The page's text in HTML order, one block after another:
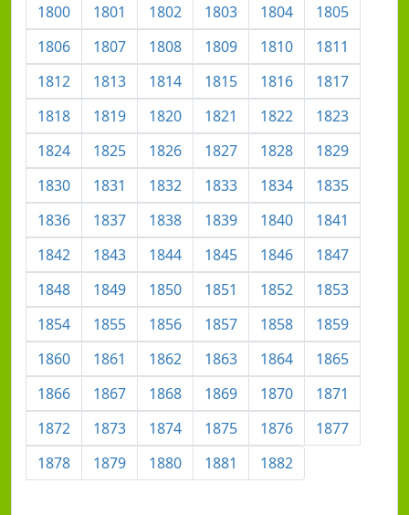
1800
1801 1802 1803 1804
1805
1806
1807 1808 1809 1810
1811
1812
1813 1814 1815 1816
1817
1818
1819 1820 1821 1822
1823
1824
1825 1826 1827 1828
1829
1830
1831 1832 1833 1834
1835
1836
1837 1838 1839 1840
1841
1842
1843 1844 1845 1846
1847
1848
1849 1850 1851 1852
1853
1854
1855 1856 1857 1858
1859
1860
1861 1862 1863 1864
1865
1866
1867 1868 1869 1870
1871
1872
1873 1874 1875 1876
1877
1878
1879 1880 1881 1882